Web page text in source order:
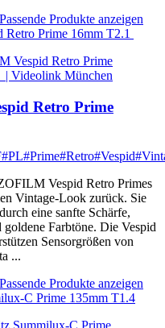
Passende Produkte anzeigen
Prime 16mm T2.1
Retro Prime
#PL#Prime#Retro#Vespid
Vespid Retro Primes
Vintage-Look zurück. Sie
eine sanfte Schärfe,
goldene Farbtöne. Die Vespid
Sensorgrößen von
...
Passende Produkte anzeigen
C Prime 135mm T1.4